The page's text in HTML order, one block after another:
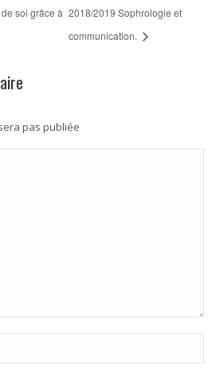
soi grâce à 2018/2019 Sophrologie et
communication.
pas publiée